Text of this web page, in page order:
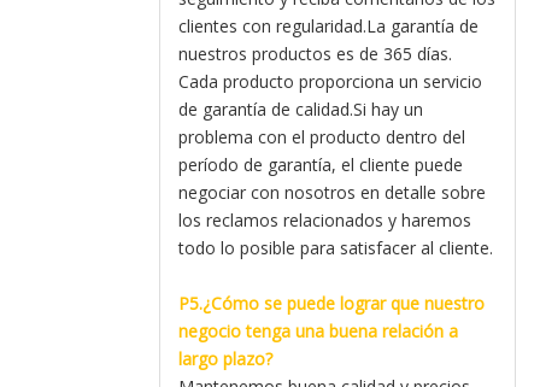
clientes con regularidad.La garantía de
nuestros productos es de 365 días.
Cada producto proporciona un servicio
de garantía de calidad.Si hay un
problema con el producto dentro del
período de garantía, el cliente puede
negociar con nosotros en detalle sobre
los reclamos relacionados y haremos
todo lo posible para satisfacer al cliente.
P5.¿Cómo se puede lograr que nuestro
negocio tenga una buena relación a
largo plazo?